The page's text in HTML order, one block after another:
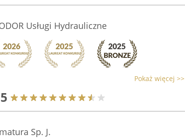
Usługi Hydrauliczne
Pokaż więcej >>
Sp. J.